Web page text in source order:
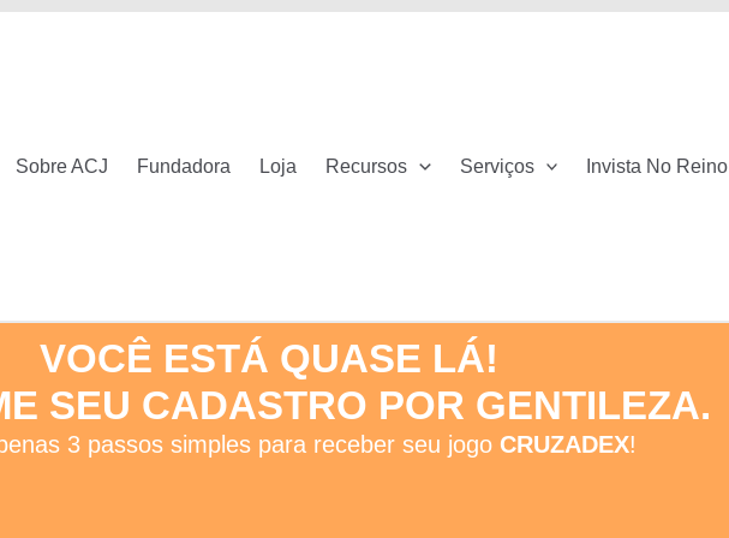
Sobre ACJ Fundadora Loja Recursos Serviços Invista No Reino
VOCÊ ESTÁ QUASE LÁ!
SEU CADASTRO POR GENTILEZA.
3 passos simples para receber seu jogo CRUZADEX!